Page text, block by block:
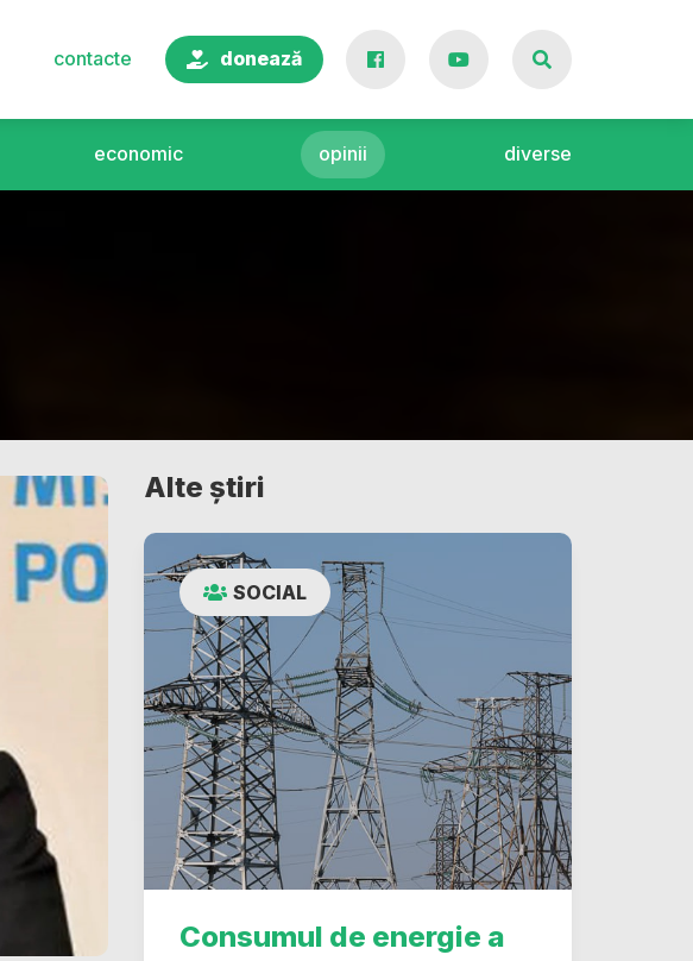
contacte donează
economic opinii diverse
Alte știri
SOCIAL
Consumul de energie a